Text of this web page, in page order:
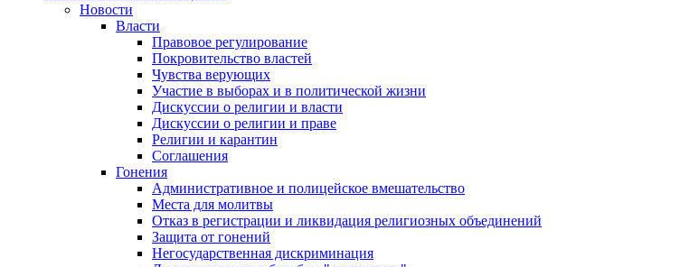
Новости
Власти
Правовое регулирование
Покровительство властей
Чувства верующих
Участие в выборах и в политической жизни
Дискуссии о религии и власти
Дискуссии о религии и праве
Религии и карантин
Соглашения
Гонения
Административное и полицейское вмешательство
Места для молитвы
Отказ в регистрации и ликвидация религиозных объединений
Защита от гонений
Негосударственная дискриминация